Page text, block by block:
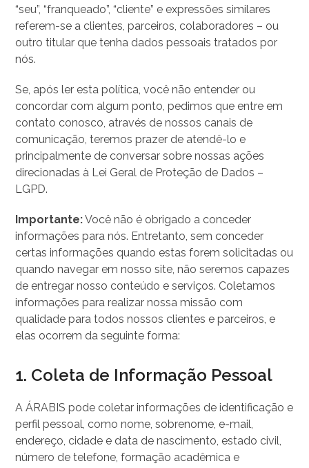
“seu”, “franqueado”, “cliente” e expressões similares
referem-se a clientes, parceiros, colaboradores – ou
outro titular que tenha dados pessoais tratados por
nós.
Se, após ler esta política, você não entender ou
concordar com algum ponto, pedimos que entre em
contato conosco, através de nossos canais de
comunicação, teremos prazer de atendê-lo e
principalmente de conversar sobre nossas ações
direcionadas à Lei Geral de Proteção de Dados –
LGPD.
Importante:Você não é obrigado a conceder
informações para nós. Entretanto, sem conceder
certas informações quando estas forem solicitadas ou
quando navegar em nosso site, não seremos capazes
de entregar nosso conteúdo e serviços. Coletamos
informações para realizar nossa missão com
qualidade para todos nossos clientes e parceiros, e
elas ocorrem da seguinte forma:
1. Coleta de Informação Pessoal
A ÁRABIS pode coletar informações de identificação e
perfil pessoal, como nome, sobrenome, e-mail,
endereço, cidade e data de nascimento, estado civil,
número de telefone, formação acadêmica e